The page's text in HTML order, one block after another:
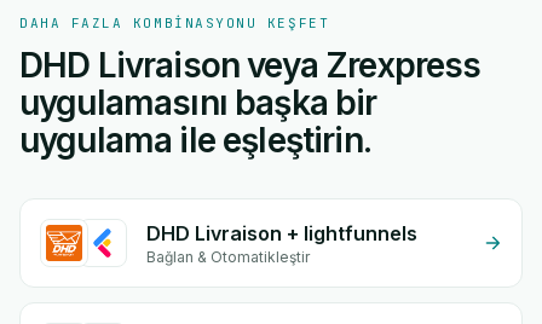
DAHA FAZLA KOMBINASYONU KEŞFET
DHD Livraison veya Zrexpress
uygulamasını başka bir
uygulama ile eşleştirin.
DHD Livraison + lightfunnels
Bağlan & Otomatikleştir